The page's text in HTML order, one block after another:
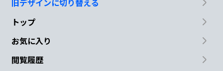
旧デザインに切り替える
トップ
お気に入り
閲覧履歴